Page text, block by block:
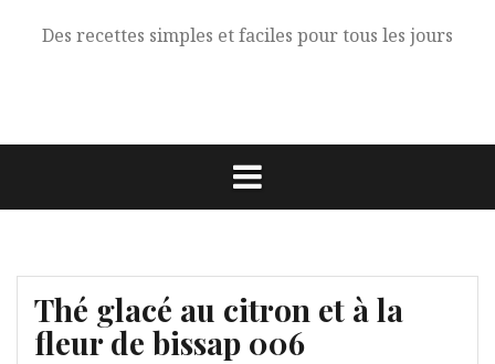
Des recettes simples et faciles pour tous les jours
Thé glacé au citron et à la
fleur de bissap 006